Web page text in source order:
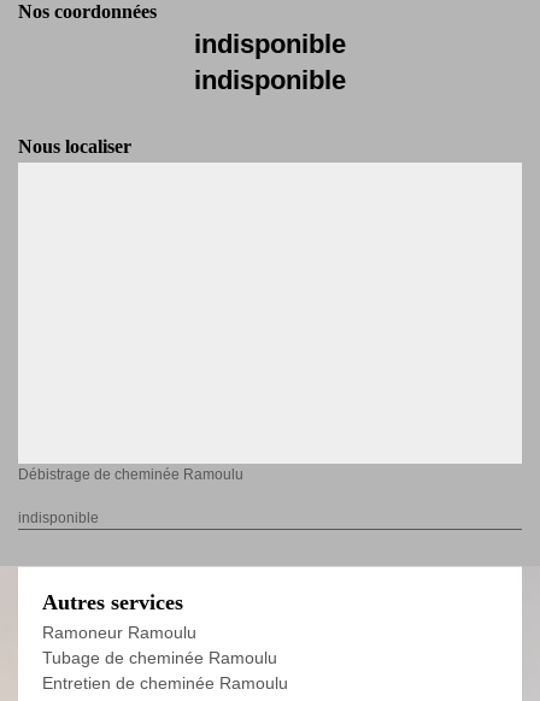
Nos coordonnées
indisponible
indisponible
Nous localiser
Débistrage de cheminée Ramoulu
indisponible
Autres services
Ramoneur Ramoulu
Tubage de cheminée Ramoulu
Entretien de cheminée Ramoulu